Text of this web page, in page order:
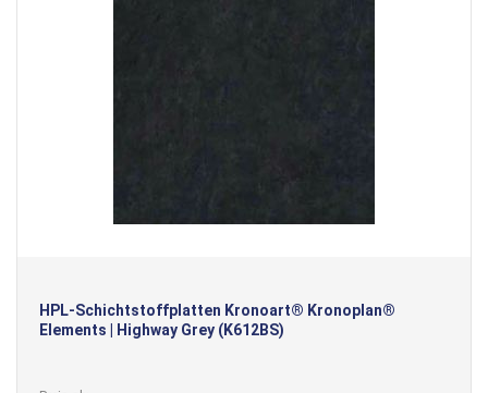
HPL-Schichtstoffplatten Kronoart® Kronoplan®
Elements | Highway Grey (K612BS)